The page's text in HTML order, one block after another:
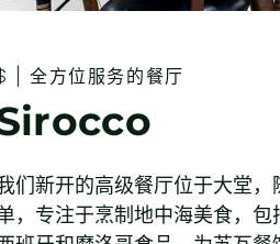
全方位服务的餐厅
们新开的高级餐厅位于大堂
，专注于烹制地中海美食，包